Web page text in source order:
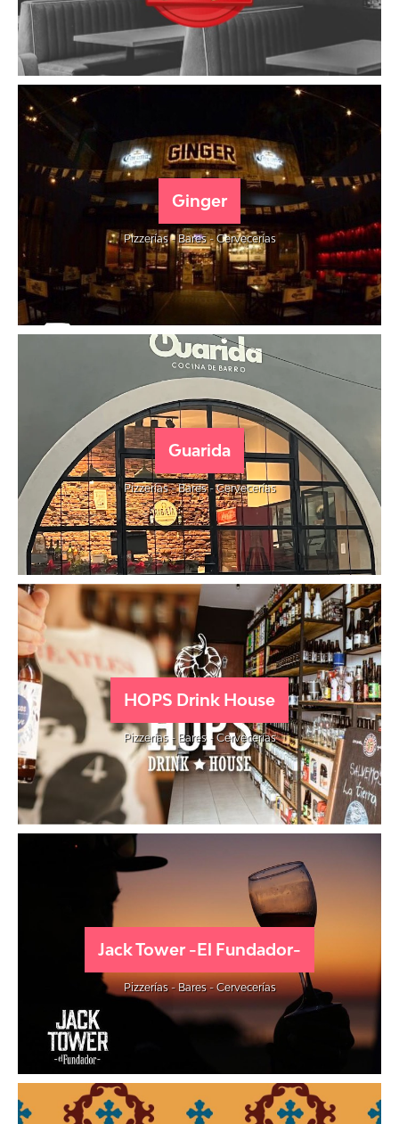
Ginger
Pizzerías - Bares - Cervecerías
Guarida
Pizzerías - Bares - Cervecerías
HOPS Drink House
Pizzerías - Bares - Cervecerías
Jack Tower -El Fundador-
Pizzerías - Bares - Cervecerías